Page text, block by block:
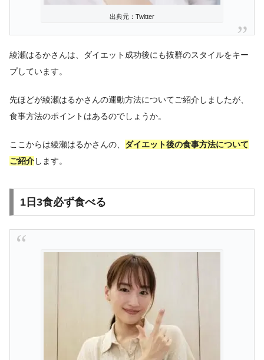
出典元：Twitter
綾瀬はるかさんは、ダイエット成功後にも抜群のスタイルをキー
プしています。
先ほどが綾瀬はるかさんの運動方法についてご紹介しましたが、
食事方法のポイントはあるのでしょうか。
ここからは綾瀬はるかさんの、 ダイエット後の食事方法について
ご紹介します。
1日3食必ず食べる